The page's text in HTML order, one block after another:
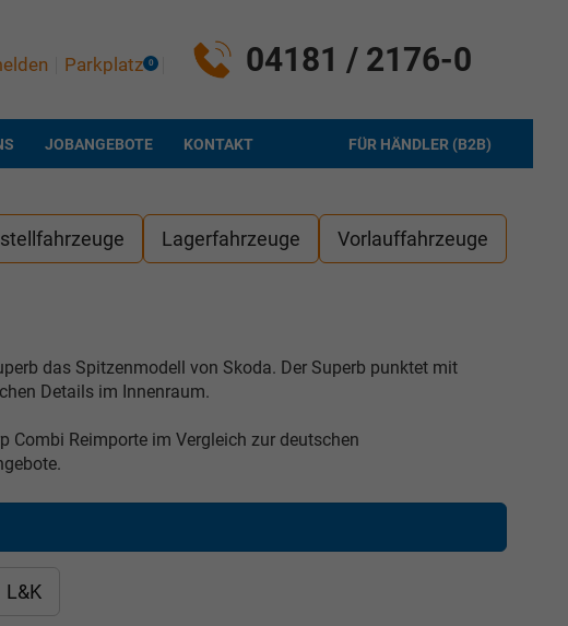
04181 / 2176-0
Parkplatz 0
JOBANGEBOTE FÜR HÄNDLER (B2B)
KONTAKT
Lagerfahrzeuge Vorlauffahrzeuge
das Spitzenmodell von Skoda. Der Superb punktet mit
Details im Innenraum.
Combi Reimporte im Vergleich zur deutschen
L&K